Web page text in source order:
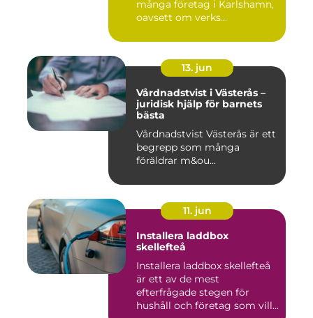
många företag i Karlshamn,
oavsett om verks...
13. jun
Vårdnadstvist i Västerås –
juridisk hjälp för barnets
bästa
Vårdnadstvist Västerås är ett
begrepp som många
föräldrar m&ou...
11. jun
Installera laddbox
skellefteå
Installera laddbox skellefteå
är ett av de mest
efterfrågade stegen för
hushåll och företag som vill...